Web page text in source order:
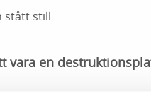
stått still
vara en